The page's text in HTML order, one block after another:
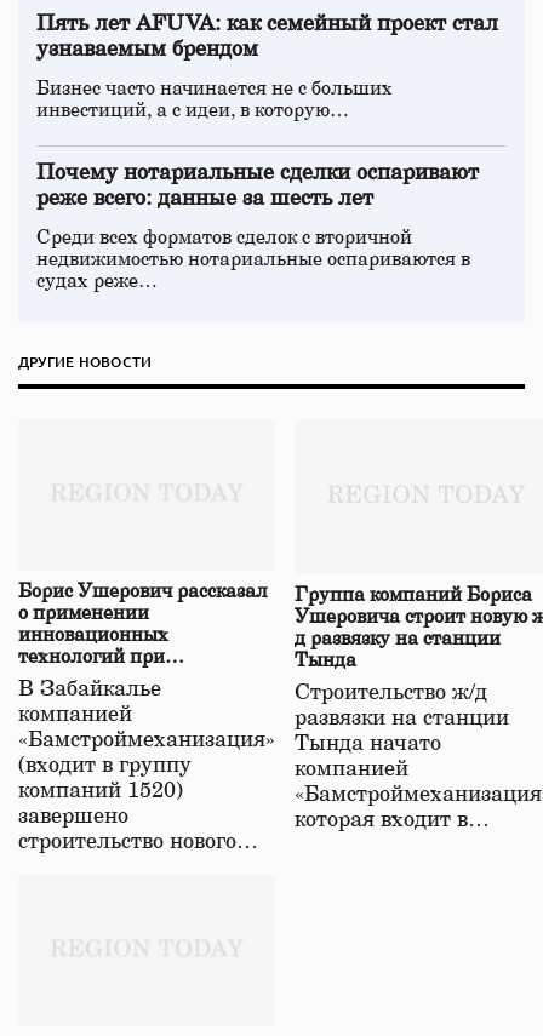
Пять лет AFUVA: как семейный проект стал
узнаваемым брендом
Бизнес часто начинается не с больших
инвестиций, а с идеи, в которую…
Почему нотариальные сделки оспаривают
реже всего: данные за шесть лет
Среди всех форматов сделок с вторичной
недвижимостью нотариальные оспариваются в
судах реже…
ДРУГИЕ НОВОСТИ
Борис Ушерович рассказал
о применении
инновационных
технологий при
строительстве нового моста
в Забайкалье
В Забайкалье
компанией
«Бамстроймеханизация»
(входит в группу
компаний 1520)
завершено
строительство нового…
Группа компаний Бориса
Ушеровича строит новую
д развязку на станции
Тында
Строительство ж/д
развязки на станции
Тында начато
компанией
которая входит в…